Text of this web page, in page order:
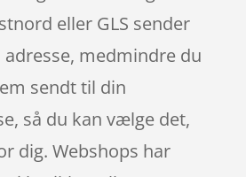
eller GLS sender
medmindre du
sendt til din
så du kan vælge det,
dig. Webshops har